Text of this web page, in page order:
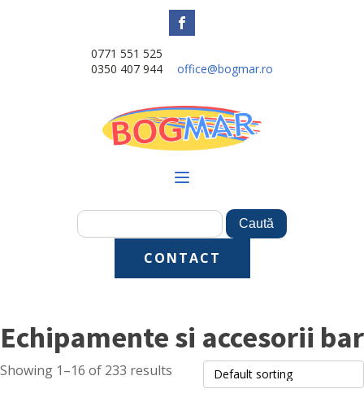
0771 551 525
0350 407 944
office@bogmar.ro
CONTACT
Echipamente si accesorii bar
Showing 1–16 of 233 results